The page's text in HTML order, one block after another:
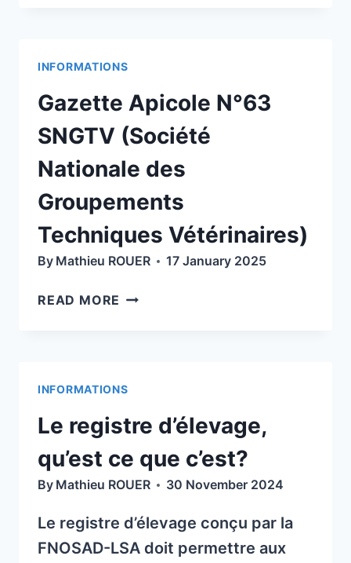
2022
INFORMATIONS
Gazette Apicole N°63
SNGTV (Société
Nationale des
Groupements
Techniques Vétérinaires)
By Mathieu ROUER 17 January 2025
READ MORE GAZETTE
NATIONALE
GROUPEMENTS
TECHNIQUES
VÉTÉRINAIRES)
INFORMATIONS
Le registre d’élevage,
qu’est ce que c’est?
By Mathieu ROUER 30 November 2024
Le registre d’élevage conçu par la
FNOSAD-LSA doit permettre aux